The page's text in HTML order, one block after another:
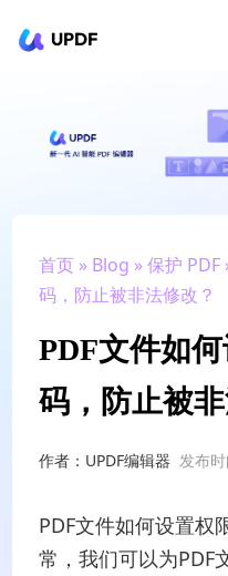
UPDF
AI Agents
政企采购
升级会员
首页 » Blog »保护 PDF
码，防止被非法修改？
PDF文件如
码，防止被
作者：UPDF编辑器 发布时
PDF文件如何设置权
常，我们可以为PDF